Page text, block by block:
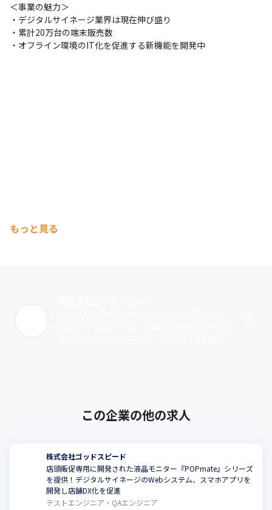
＜事業の魅力＞
・デジタルサイネージ業界は現在伸び盛り
・累計20万台の端末販売数
・オフライン環境のIT化を促進する新機能を開発中
もっと見る
この企業の他の求人
株式会社ゴッドスピード
店頭販促専用に開発された液晶モニター『POPmate』シリーズ
を提供！デジタルサイネージのWebシステム、スマホアプリを
開発し店舗DX化を促進
テストエンジニア・QAエンジニア